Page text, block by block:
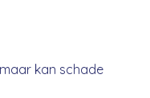
kan schade